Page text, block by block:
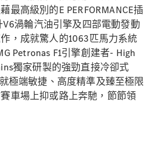
最高級別的E PERFORMANCE插
渦輪汽油引擎及四部電動發動
，成就驚人的1063匹馬力系統
Petronas F1引擎創建者- High
獨家研製的強勁直接冷卻式
極端敏捷、高度精準及臻至極限
車場上抑或路上奔馳，節節領